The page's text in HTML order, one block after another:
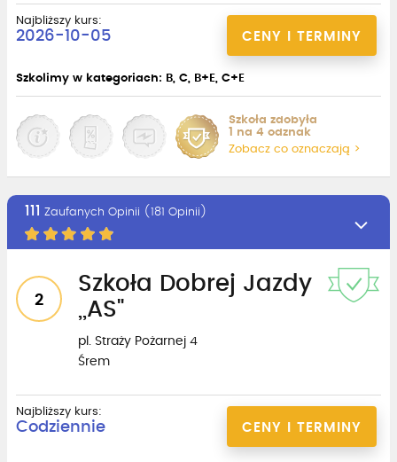
CENY I TERMINY
Najbliższy kurs:
2026-10-05
Szkolimy w kategoriach: B, C, B+E, C+E
Szkoła zdobyła
1 na 4 odznak
Zobacz co oznaczają >
111 Zaufanych Opinii (181 Opinii)
2
Szkoła Dobrej Jazdy
,,AS"
pl. Straży Pożarnej 4
Śrem
CENY I TERMINY
Najbliższy kurs:
Codziennie